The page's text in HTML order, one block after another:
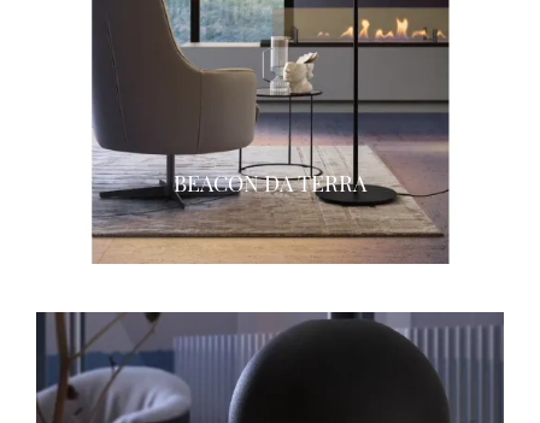
BEACON DA TERRA